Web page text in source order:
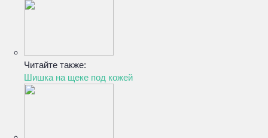
Читайте также:
Шишка на щеке под кожей